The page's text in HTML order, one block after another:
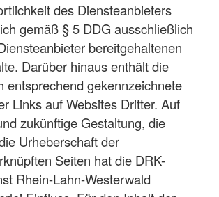
des Diensteanbieters
gemäß § 5 DDG ausschließlich
bereitgehaltenen
Darüber hinaus enthält die
entsprechend gekennzeichnete
Links auf Websites Dritter. Auf
zukünftige Gestaltung, die
Urheberschaft der
Seiten hat die DRK-
Rhein-Lahn-Westerwald